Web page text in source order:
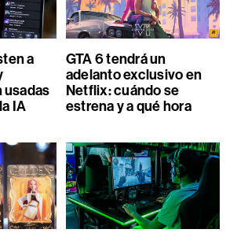
a
usadas
IA
GTA 6 tendrá un
adelanto exclusivo en
Netflix: cuándo se
estrena y a qué hora